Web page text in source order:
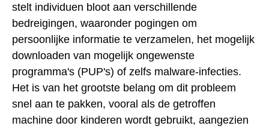
stelt individuen bloot aan verschillende
bedreigingen, waaronder pogingen om
persoonlijke informatie te verzamelen, het mogelijk
downloaden van mogelijk ongewenste
programma's (PUP's) of zelfs malware-infecties.
Het is van het grootste belang om dit probleem
snel aan te pakken, vooral als de getroffen
machine door kinderen wordt gebruikt, aangezien